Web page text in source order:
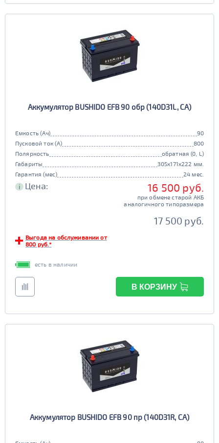
Аккумулятор BUSHIDO EFB 90 обр (140D31L, CA)
Емкость (Ач)
90
Пусковой ток (А)
800
Полярность
обратная (0, L)
Габариты
305x171x222 мм.
Гарантия (мес)
24 мес.
i Цена: 16 500 руб.
при обмене старой АКБ
аналогичного типоразмера
17 500 руб.
Выгода на обслуживании от
800 руб.*
есть в наличии
В КОРЗИНУ
Аккумулятор BUSHIDO EFB 90 пр (140D31R, CA)